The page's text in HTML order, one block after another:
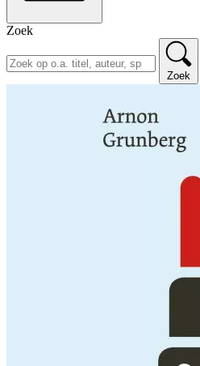
Zoek
Zoek